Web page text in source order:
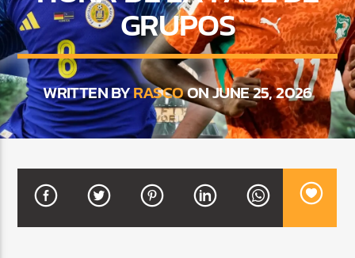
CURRENT TRACK
TITLE
ARTIST
BALADAS Y VALLENATO
3:00 PM 5:00 PM
GRUPOS
WRITTEN BYRASCOON JUNE 25, 2026